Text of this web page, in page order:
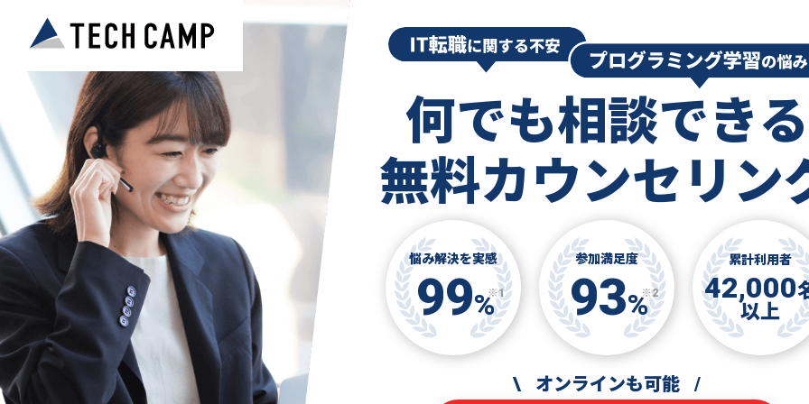
何でも相談できる
無料カウンセリン
悩み解決を実感
99%※1
参加満足度
93%※2
累計利用者
42,000
以上
\ オンラインも可能 /